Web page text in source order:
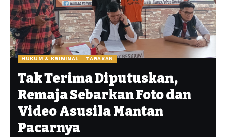
HUKUM & KRIMINAL TARAKAN
Tak Terima Diputuskan,
Remaja Sebarkan Foto dan
Video Asusila Mantan
Pacarnya